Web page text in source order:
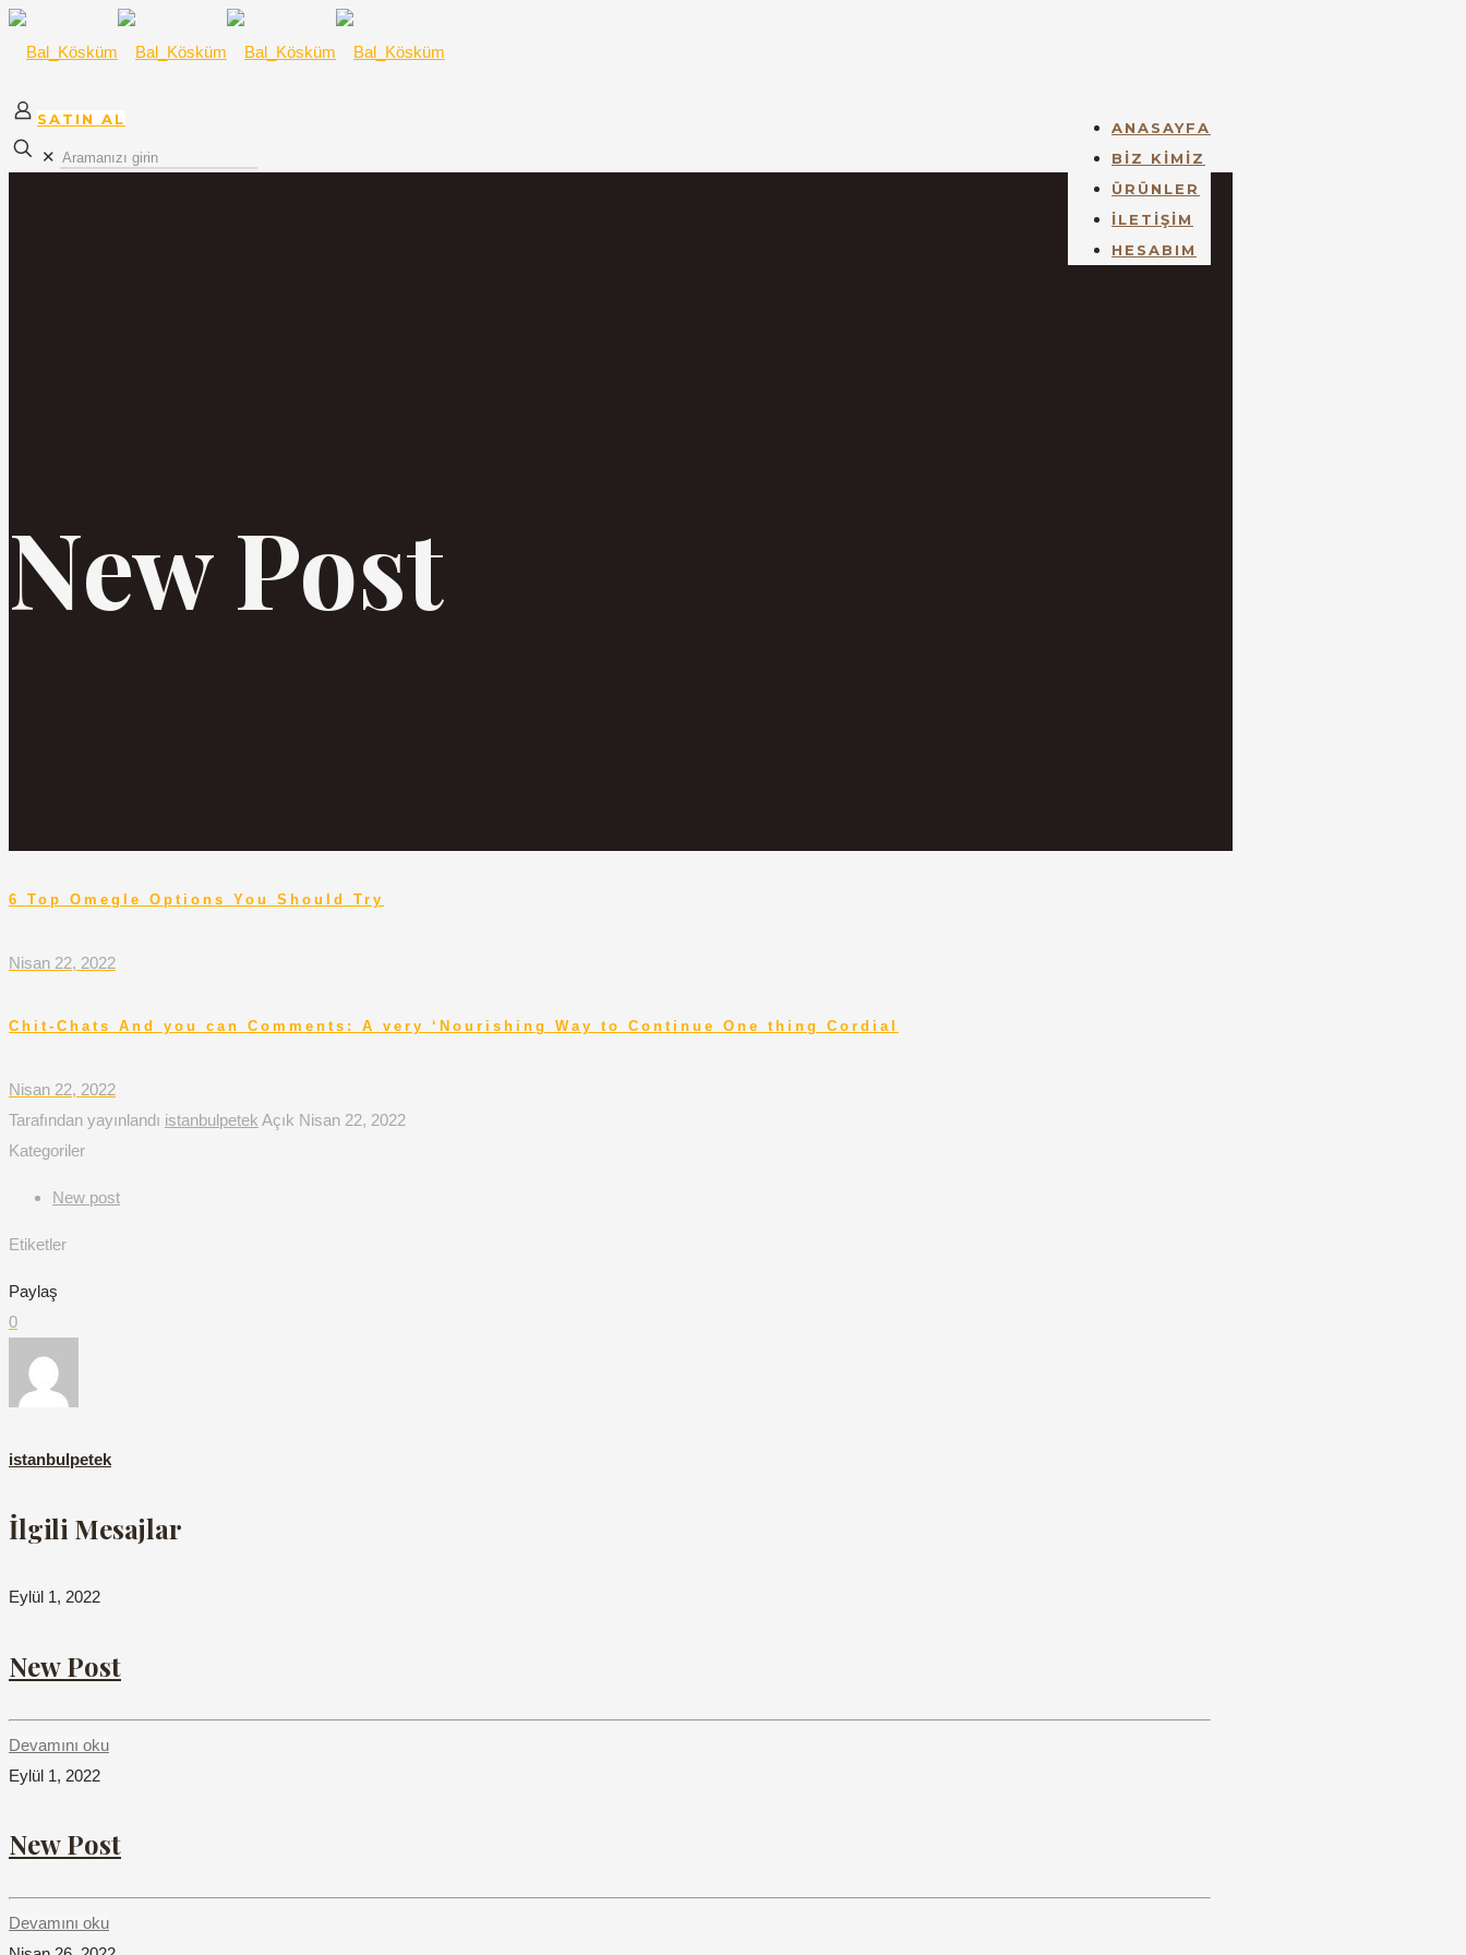
ANASAYFA
BİZ KİMİZ
ÜRÜNLER
İLETİŞİM
HESABIM
SATIN AL
✕
New Post
6 Top Omegle Options You Should Try
Nisan 22, 2022
Chit-Chats And you can Comments: A very ‘Nourishing Way to Continue One thing Cordial
Nisan 22, 2022
Tarafından yayınlandı istanbulpetek Açık Nisan 22, 2022
Kategoriler
New post
Etiketler
Paylaş
0
istanbulpetek
İlgili Mesajlar
Eylül 1, 2022
New Post
Devamını oku
Eylül 1, 2022
New Post
Devamını oku